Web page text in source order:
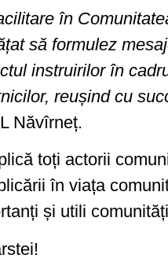
în
să formulez
instruirilor în
reușind cu
Năvîrneț.
toți actorii
în viața
și utili